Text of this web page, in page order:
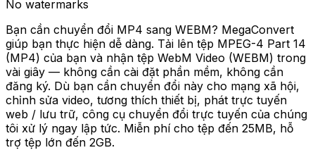
No watermarks
Bạn cần chuyển đổi MP4 sang WEBM? MegaConvert
giúp bạn thực hiện dễ dàng. Tải lên tệp MPEG-4 Part 14
(MP4) của bạn và nhận tệp WebM Video (WEBM) trong
vài giây — không cần cài đặt phần mềm, không cần
đăng ký. Dù bạn cần chuyển đổi này cho mạng xã hội,
chỉnh sửa video, tương thích thiết bị, phát trực tuyến
web / lưu trữ, công cụ chuyển đổi trực tuyến của chúng
tôi xử lý ngay lập tức. Miễn phí cho tệp đến 25MB, hỗ
trợ tệp lớn đến 2GB.